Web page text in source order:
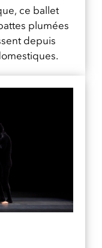
ce ballet
plumées
depuis